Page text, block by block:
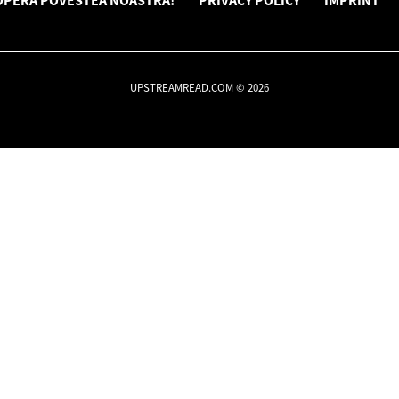
UPSTREAMREAD.COM © 2026